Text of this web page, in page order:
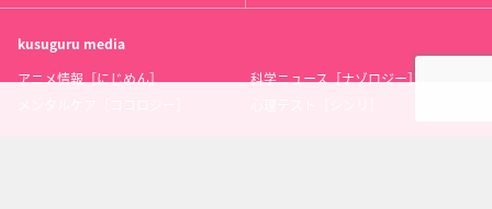
kusuguru media
アニメ情報［にじめん］
科学ニュース［ナゾロジー］